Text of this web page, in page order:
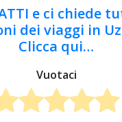
e ci chiede
dei viaggi in
Clicca qui…
Vuotaci